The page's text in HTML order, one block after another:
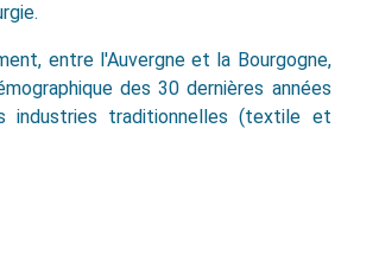
entre l'Auvergne et la Bourgogne,
des 30 dernières années
traditionnelles (textile et